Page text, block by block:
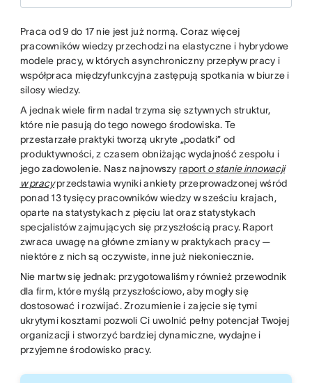
Praca od 9 do 17 nie jest już normą. Coraz więcej
pracowników wiedzy przechodzi na elastyczne i hybrydowe
modele pracy, w których asynchroniczny przepływ pracy i
współpraca międzyfunkcyjna zastępują spotkania w biurze i
silosy wiedzy.
A jednak wiele firm nadal trzyma się sztywnych struktur,
które nie pasują do tego nowego środowiska. Te
przestarzałe praktyki tworzą ukryte „podatki” od
produktywności, z czasem obniżając wydajność zespołu i
jego zadowolenie. Nasz najnowszy raporto stanie innowacji
w pracyprzedstawia wyniki ankiety przeprowadzonej wśród
ponad 13 tysięcy pracowników wiedzy w sześciu krajach,
oparte na statystykach z pięciu lat oraz statystykach
specjalistów zajmujących się przyszłością pracy. Raport
zwraca uwagę na główne zmiany w praktykach pracy —
niektóre z nich są oczywiste, inne już niekoniecznie.
Nie martw się jednak: przygotowaliśmy również przewodnik
dla firm, które myślą przyszłościowo, aby mogły się
dostosować i rozwijać. Zrozumienie i zajęcie się tymi
ukrytymi kosztami pozwoli Ci uwolnić pełny potencjał Twojej
organizacji i stworzyć bardziej dynamiczne, wydajne i
przyjemne środowisko pracy.